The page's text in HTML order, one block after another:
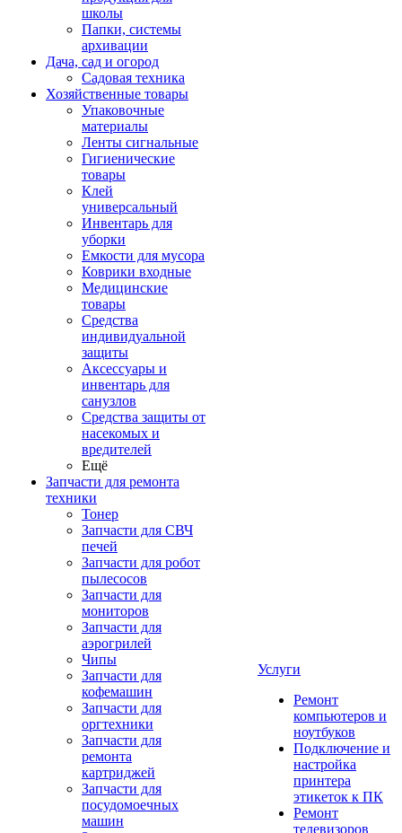
школы
Папки, системы
архивации
Дача, сад и огород
Садовая техника
Хозяйственные товары
Упаковочные
материалы
Ленты сигнальные
Гигиенические
товары
Клей
универсальный
Инвентарь для
уборки
Емкости для мусора
Коврики входные
Медицинские
товары
Средства
индивидуальной
защиты
Аксессуары и
инвентарь для
санузлов
Средства защиты от
насекомых и
вредителей
Ещё
Запчасти для ремонта
техники
Тонер
Запчасти для СВЧ
печей
Запчасти для робот
пылесосов
Запчасти для
мониторов
Запчасти для
аэрогрилей
Чипы
Запчасти для
кофемашин
Запчасти для
оргтехники
Запчасти для
ремонта
картриджей
Запчасти для
посудомоечных
машин
Услуги
Ремонт
компьютеров и
ноутбуков
Подключение и
настройка
принтера
этикеток к ПК
Ремонт
телевизоров